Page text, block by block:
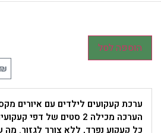
הוספה לסל
₪
ערכת קעקועים לילדים עם איורים
הערכה מכילה 2 סטים של דפי קעקועים.
כל קעקוע נפרד, ללא צורך לגזור. מה